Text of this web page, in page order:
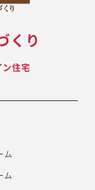
くり
住宅
ム
ム